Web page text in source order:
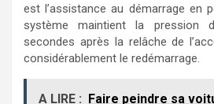
est l’assistance au démarrage en
système maintient la pression
secondes après la relâche de
considérablement le redémarrage.
A LIRE : Faire peindre sa